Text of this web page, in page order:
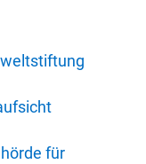
für